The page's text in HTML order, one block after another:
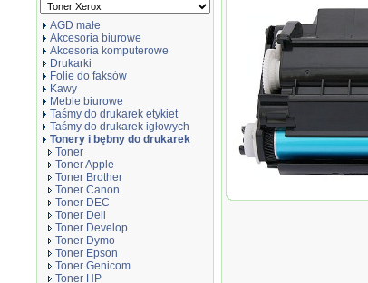
AGD małe
Akcesoria biurowe
Akcesoria komputerowe
Drukarki
Folie do faksów
Kawy
Meble biurowe
Taśmy do drukarek etykiet
Taśmy do drukarek igłowych
Tonery i bębny do drukarek
Toner
Toner Apple
Toner Brother
Toner Canon
Toner DEC
Toner Dell
Toner Develop
Toner Dymo
Toner Epson
Toner Genicom
Toner HP